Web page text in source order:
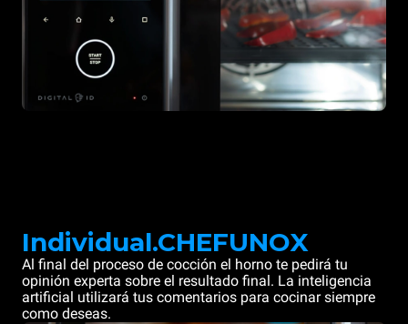
Individual.CHEFUNOX
Al final del proceso de cocción el horno te pedirá tu
opinión experta sobre el resultado final. La inteligencia
artificial utilizará tus comentarios para cocinar siempre
como deseas.